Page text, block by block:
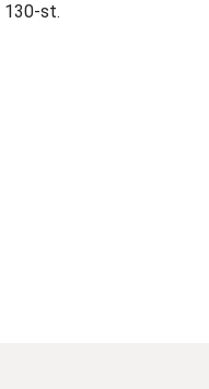
130-st.